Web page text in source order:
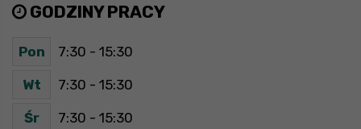
GODZINY PRACY
Pon 7:30 - 15:30
Wt 7:30 - 15:30
Śr 7:30 - 15:30